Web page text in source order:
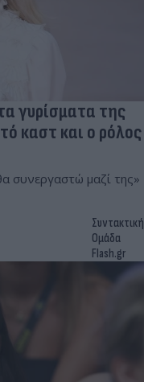
γυρίσματα της
καστ και ο ρόλος
συνεργαστώ μαζί της»
Συντακτική
Ομάδα
Flash.gr